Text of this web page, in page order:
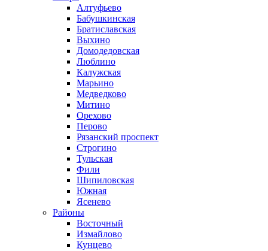
Алтуфьево
Бабушкинская
Братиславская
Выхино
Домодедовская
Люблино
Калужская
Марьино
Медведково
Митино
Орехово
Перово
Рязанский проспект
Строгино
Тульская
Фили
Шипиловская
Южная
Ясенево
Районы
Восточный
Измайлово
Кунцево